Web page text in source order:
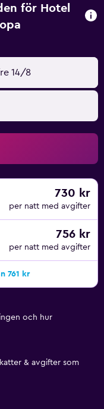
sina gäster gratis wi-
sker dagligen.
för Hotel
14/8
730 kr
per natt med avgifter
756 kr
per natt med avgifter
761 kr
och hur
& avgifter som